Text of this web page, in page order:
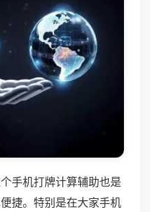
手机打牌计算辅助也是
捷。特别是在大家手机